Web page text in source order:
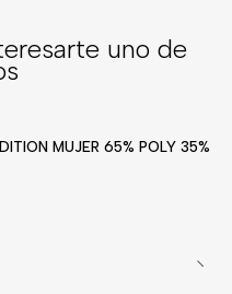
uno de
MUJER 65% POLY 35%